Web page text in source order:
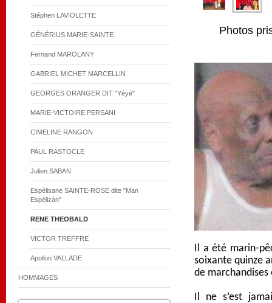
Stéphen LAVIOLETTE
GÉNÉRIUS MARIE-SAINTE
Fernand MAROLANY
GABRIEL MICHET MARCELLIN
GEORGES ORANGER DIT "Yéyé"
MARIE-VICTOIRE PERSANI
CIMELINE RANGON
PAUL RASTOCLE
Julien SABAN
Espélisane SAINTE-ROSE dite "Man
Espélizàn"
RENE THEOBALD
VICTOR TREFFRE
Apollon VALLADE
HOMMAGES
Photos
Il a été marin-
soixante quinze
de
Il ne s’est